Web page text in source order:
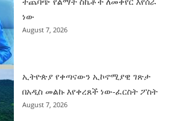
ነው
August 7, 2026
ኢትዮጵያ የቀጣናውን ኢኮኖሚያዊ ገጽታ
በአዲስ መልኩ እየቀረጸች ነው-ፈርስት ፖስት
August 7, 2026